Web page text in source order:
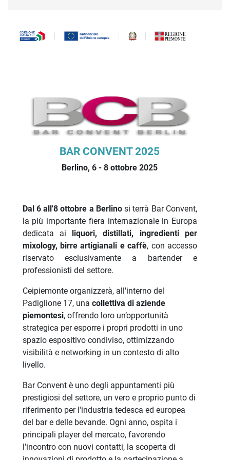
BAR CONVENT 2025
Berlino, 6 - 8 ottobre 2025
Dal 6 all'8 ottobre a Berlinosi terrà Bar Convent,
la più importante fiera internazionale in Europa
dedicata ai
liquori, distillati, ingredienti per
mixology, birre artigianali e caffè, con accesso
riservato esclusivamente a bartender e
professionisti del settore.
Ceipiemonte organizzerà, all'interno del
Padiglione 17, una collettiva di aziende
piemontesi, offrendo loro un’opportunità
strategica per esporre i propri prodotti in uno
spazio espositivo condiviso, ottimizzando
visibilità e networking in un contesto di alto
livello.
Bar Convent è uno degli appuntamenti più
prestigiosi del settore, un vero e proprio punto di
riferimento per l'industria tedesca ed europea
del bar e delle bevande. Ogni anno, ospita i
principali player del mercato, favorendo
l'incontro con nuovi contatti, la scoperta di